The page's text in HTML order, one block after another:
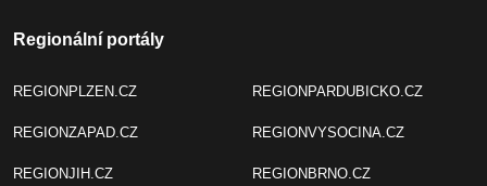
Regionální portály
REGIONPLZEN.CZ
REGIONZAPAD.CZ
REGIONJIH.CZ
REGIONPARDUBICKO.CZ
REGIONVYSOCINA.CZ
REGIONBRNO.CZ